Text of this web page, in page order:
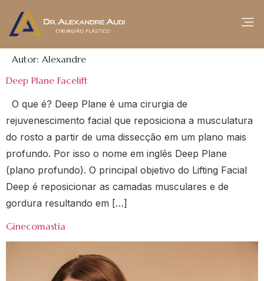
Autor: Alexandre
Deep Plane Facelift
O que é? Deep Plane é uma cirurgia de
rejuvenescimento facial que reposiciona a musculatura
do rosto a partir de uma dissecção em um plano mais
profundo. Por isso o nome em inglês Deep Plane
(plano profundo). O principal objetivo do Lifting Facial
Deep é reposicionar as camadas musculares e de
gordura resultando em […]
Ginecomastia